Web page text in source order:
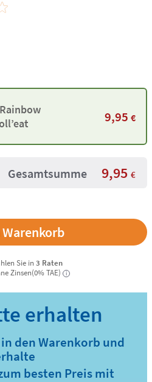
9,95 €
Gesamtsumme 9,95 €
Sie in3 Raten
Zinsen(0% TAE)
i
den Warenkorb und
besten Preis mit